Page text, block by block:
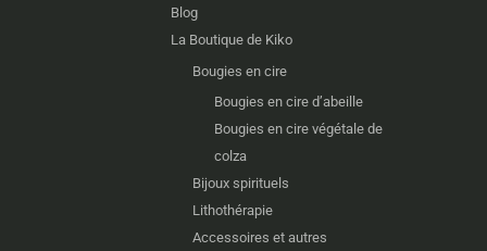
Blog
La Boutique de Kiko
Bougies en cire
Bougies en cire d’abeille
Bougies en cire végétale de
colza
Bijoux spirituels
Lithothérapie
Accessoires et autres